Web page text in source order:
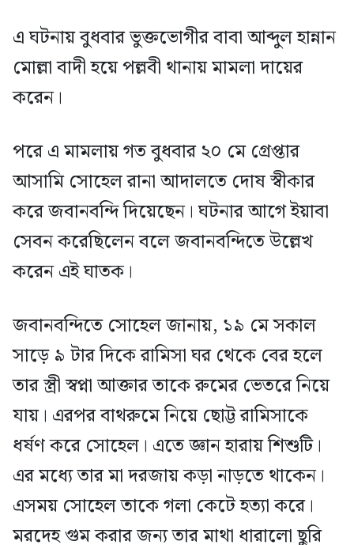
এ ঘটনায় বুধবার ভুক্তভোগীর বাবা আব্দুল হান্নান
মোল্লা বাদী হয়ে পল্লবী থানায় মামলা দায়ের
করেন।
পরে এ মামলায় গত বুধবার ২০ মে গ্রেপ্তার
আসামি সোহেল রানা আদালতে দোষ স্বীকার
করে জবানবন্দি দিয়েছেন। ঘটনার আগে ইয়াবা
সেবন করেছিলেন বলে জবানবন্দিতে উল্লেখ
করেন এই ঘাতক।
জবানবন্দিতে সোহেল জানায়, ১৯ মে সকাল
সাড়ে ৯ টার দিকে রামিসা ঘর থেকে বের হলে
তার স্ত্রী স্বপ্না আক্তার তাকে রুমের ভেতরে নিয়ে
যায়। এরপর বাথরুমে নিয়ে ছোট্ট রামিসাকে
ধর্ষণ করে সোহেল। এতে জ্ঞান হারায় শিশুটি।
এর মধ্যে তার মা দরজায় কড়া নাড়তে থাকেন।
এসময় সোহেল তাকে গলা কেটে হত্যা করে।
মরদেহ গুম করার জন্য তার মাথা ধারালো ছুরি